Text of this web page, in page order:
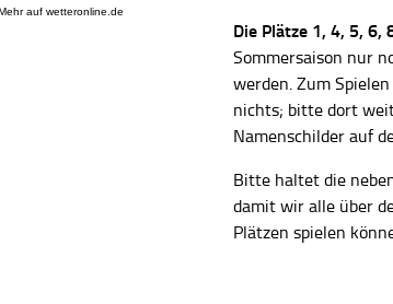
auf wetteronline.de
Die Plätze 1, 4, 5, 6,
Sommersaison nur
werden. Zum
nichts; bitte dort
Namenschilder auf
Bitte haltet die
damit wir alle über
Plätzen spielen